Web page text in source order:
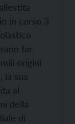
in corso 3
far
origini
la sua
al
della
di